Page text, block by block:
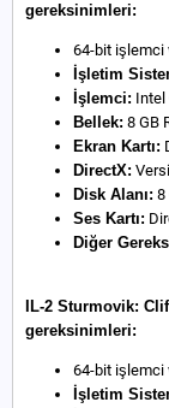
gereksinimleri:
64-bit işlemci
İşletim
İşlemci: Intel
Bellek: 8 GB
Ekran Kartı:
DirectX:
Disk Alanı: 8
Ses Kartı:
Diğer
IL-2 Sturmovik:
gereksinimleri:
64-bit işlemci
İşletim